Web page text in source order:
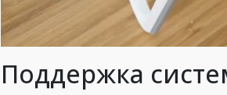
Поддержка